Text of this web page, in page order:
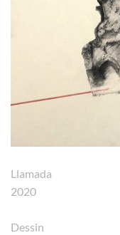
Llamada
2020
Dessin